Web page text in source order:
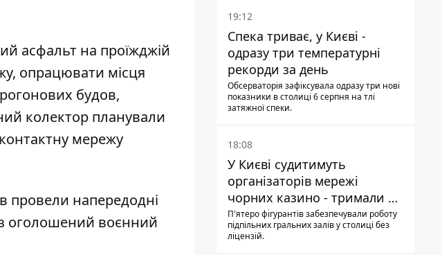
асфальт на проїжджій
опрацювати місця
будов,
колектор планували
мережу
провели напередодні
оголошений воєнний
19:12
Спека триває, у Києві -
одразу три температурні
рекорди за день
Обсерваторія зафіксувала одразу три нові
показники в столиці 6 серпня на тлі
затяжної спеки.
18:08
У Києві судитимуть
організаторів мережі
чорних казино - тримали 39
закладів
П'ятеро фігурантів забезпечували роботу
підпільних гральних залів у столиці без
ліцензій.